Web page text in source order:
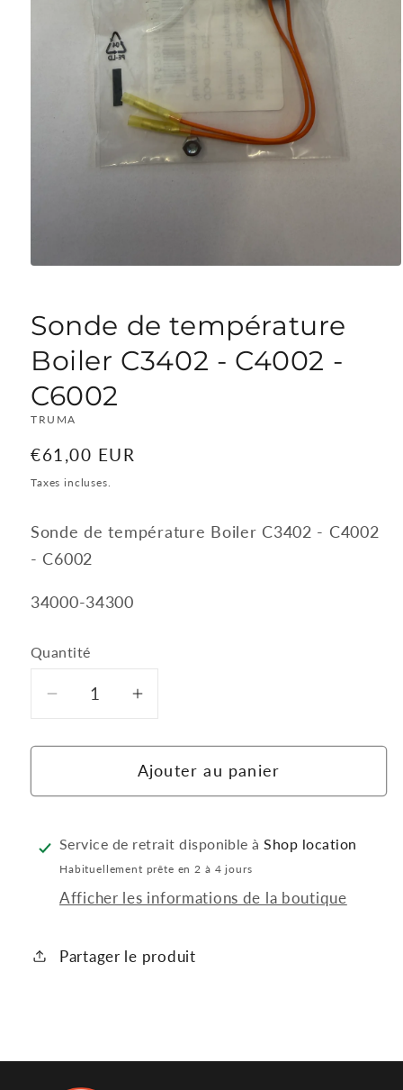
dans
une
fenêtre
modale
Sonde de température
Boiler C3402 - C4002 -
C6002
TRUMA
Prix
habituel
€61,00 EUR
Taxes incluses.
Sonde de température Boiler C3402 - C4002
- C6002
34000-34300
Quantité
Quantité
Réduire
la
quantité
Sonde
température
Boiler
C3402
Augmenter
la
quantité
de
Sonde
température
Boiler
C3402
-
Ajouter au panier
Service de retrait disponible àShop location
Habituellement prête en 2 à 4 jours
Afficher les informations de la boutique
Partager le produit